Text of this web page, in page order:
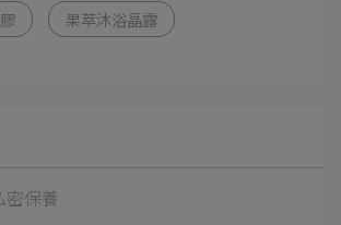
果萃沐浴晶露
密保養